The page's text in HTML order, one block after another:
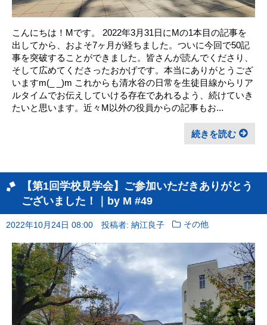
こんにちは！Mです。 2022年3月31日にMの1本目の記事を
出してから、およそ7ヶ月が経ちました。ついに今回で50記
事を突破することができました。皆さんが読んでくださり、
そして広めてくださったおかげです。本当にありがとうござ
いますm(_ _)m これからも清水谷の日常を生徒目線からリア
ルタイムでお伝えしていける存在であれるよう、続けていき
たいと思います。近々M以外の役員からの記事もお...
続きを読む
【第1回学校見学会】ご参加いただきありがとう
ございました！｜by M #49
2022年10月24日 08:00 投稿者: 納江良子 その他